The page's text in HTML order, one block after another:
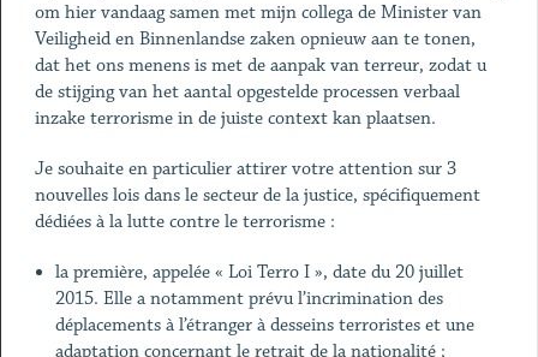
om hier vandaag samen met mijn collega de Minister van
Veiligheid en Binnenlandse zaken opnieuw aan te tonen,
dat het ons menens is met de aanpak van terreur, zodat u
de stijging van het aantal opgestelde processen verbaal
inzake terrorisme in de juiste context kan plaatsen.
Je souhaite en particulier attirer votre attention sur 3
nouvelles lois dans le secteur de la justice, spécifiquement
dédiées à la lutte contre le terrorisme :
la première, appelée « Loi Terro I », date du 20 juillet
2015. Elle a notamment prévu l’incrimination des
déplacements à l’étranger à desseins terroristes et une
adaptation concernant le retrait de la nationalité ;